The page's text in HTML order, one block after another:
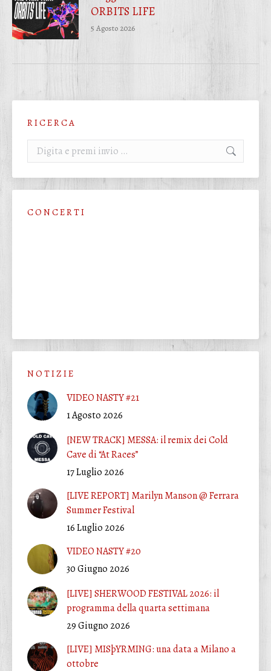
ORBITS LIFE
5 Agosto 2026
R I C E R C A
Cerca:
C O N C E R T I
N O T I Z I E
VIDEO NASTY #21
1 Agosto 2026
[NEW TRACK] MESSA: il remix dei Cold
Cave di “At Races”
17 Luglio 2026
[LIVE REPORT] Marilyn Manson @ Ferrara
Summer Festival
16 Luglio 2026
VIDEO NASTY #20
30 Giugno 2026
[LIVE] SHERWOOD FESTIVAL 2026: il
programma della quarta settimana
29 Giugno 2026
[LIVE] MISþYRMING: una data a Milano a
ottobre